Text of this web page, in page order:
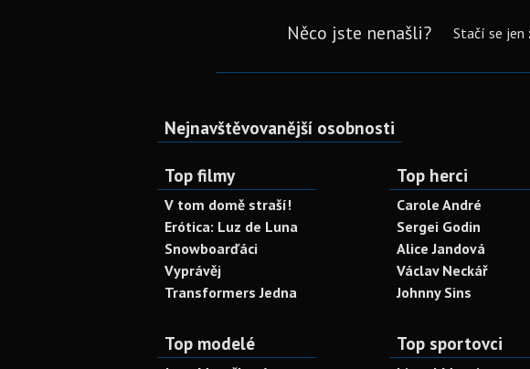
Něco jste nenašli? Stačí se jen
Nejnavštěvovanější osobnosti
Top filmy
V tom domě straší!
Erótica: Luz de Luna
Snowboarďáci
Vyprávěj
Transformers Jedna
Top herci
Carole André
Sergei Godin
Alice Jandová
Václav Neckář
Johnny Sins
Top modelé Top sportovci